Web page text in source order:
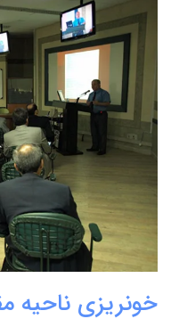
خونریزی ناحیه